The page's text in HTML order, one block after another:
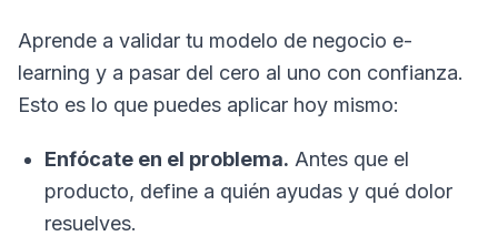
Aprende a validar tu modelo de negocio e-
learning y a pasar del cero al uno con confianza.
Esto es lo que puedes aplicar hoy mismo:
Enfócate en el problema. Antes que el
producto, define a quién ayudas y qué dolor
resuelves.